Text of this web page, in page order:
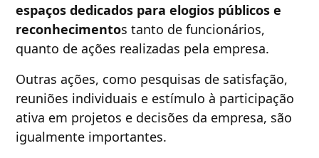
espaços dedicados para elogios públicos e
reconhecimentos tanto de funcionários,
quanto de ações realizadas pela empresa.
Outras ações, como pesquisas de satisfação,
reuniões individuais e estímulo à participação
ativa em projetos e decisões da empresa, são
igualmente importantes.